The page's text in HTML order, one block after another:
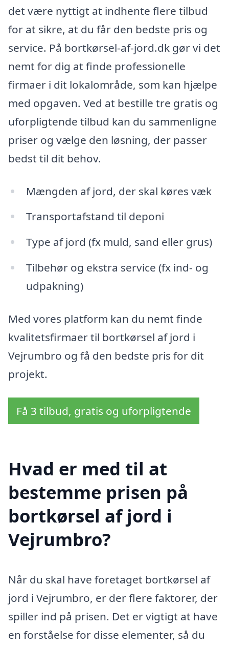
det være nyttigt at indhente flere tilbud
for at sikre, at du får den bedste pris og
service. På bortkørsel-af-jord.dk gør vi det
nemt for dig at finde professionelle
firmaer i dit lokalområde, som kan hjælpe
med opgaven. Ved at bestille tre gratis og
uforpligtende tilbud kan du sammenligne
priser og vælge den løsning, der passer
bedst til dit behov.
Mængden af jord, der skal køres væk
Transportafstand til deponi
Type af jord (fx muld, sand eller grus)
Tilbehør og ekstra service (fx ind- og
udpakning)
Med vores platform kan du nemt finde
kvalitetsfirmaer til bortkørsel af jord i
Vejrumbro og få den bedste pris for dit
projekt.
Få 3 tilbud, gratis og uforpligtende
Hvad er med til at
bestemme prisen på
bortkørsel af jord i
Vejrumbro?
Når du skal have foretaget bortkørsel af
jord i Vejrumbro, er der flere faktorer, der
spiller ind på prisen. Det er vigtigt at have
en forståelse for disse elementer, så du